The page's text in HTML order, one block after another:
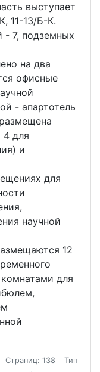
выступает
11-13/Б-К.
- 7, подземных
на два
офисные
- апартотель
4 для
и
для
научной
12
для
Страниц: 138
Тип